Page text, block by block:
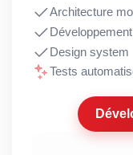
Architecture
Design system
Tests